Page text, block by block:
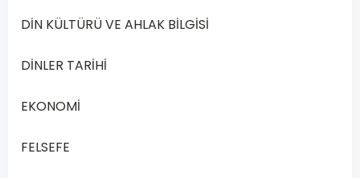
1.
DİN KÜLTÜRÜ VE AHLAK BİLGİSİ
DİNLER TARİHİ
EKONOMİ
FELSEFE